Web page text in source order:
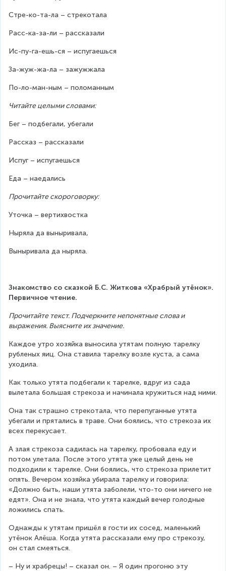
Стре-ко-та-ла – стрекотала
Расс-ка-за-ли – рассказали
Ис-пу-га-ешь-ся – испугаешься
За-жуж-жа-ла – зажужжала
По-ло-ман-ным – поломанным
Читайте целыми словами:
Бег – подбегали, убегали
Рассказ – рассказали
Испуг – испугаешься
Еда – наедались
Прочитайте скороговорку:
Уточка – вертихвостка
Ныряла да выныривала,
Выныривала да ныряла.
Знакомство со сказкой Б.С. Житкова «Храбрый утёнок».
Первичное чтение.
Прочитайте текст. Подчеркните непонятные слова и
выражения. Выясните их значение.
Каждое утро хозяйка выносила утятам полную тарелку
рубленых яиц. Она ставила тарелку возле куста, а сама
уходила.
Как только утята подбегали к тарелке, вдруг из сада
вылетала большая стрекоза и начинала кружиться над ними.
Она так страшно стрекотала, что перепуганные утята
убегали и прятались в траве. Они боялись, что стрекоза их
всех перекусает.
А злая стрекоза садилась на тарелку, пробовала еду и
потом улетала. После этого утята уже целый день не
подходили к тарелке. Они боялись, что стрекоза прилетит
опять. Вечером хозяйка убирала тарелку и говорила:
«Должно быть, наши утята заболели, что-то они ничего не
едят». Она и не знала, что утята каждый вечер голодные
ложились спать.
Однажды к утятам пришёл в гости их сосед, маленький
утёнок Алёша. Когда утята рассказали ему про стрекозу,
он стал смеяться.
– Ну и храбрецы! – сказал он. – Я один прогоню эту